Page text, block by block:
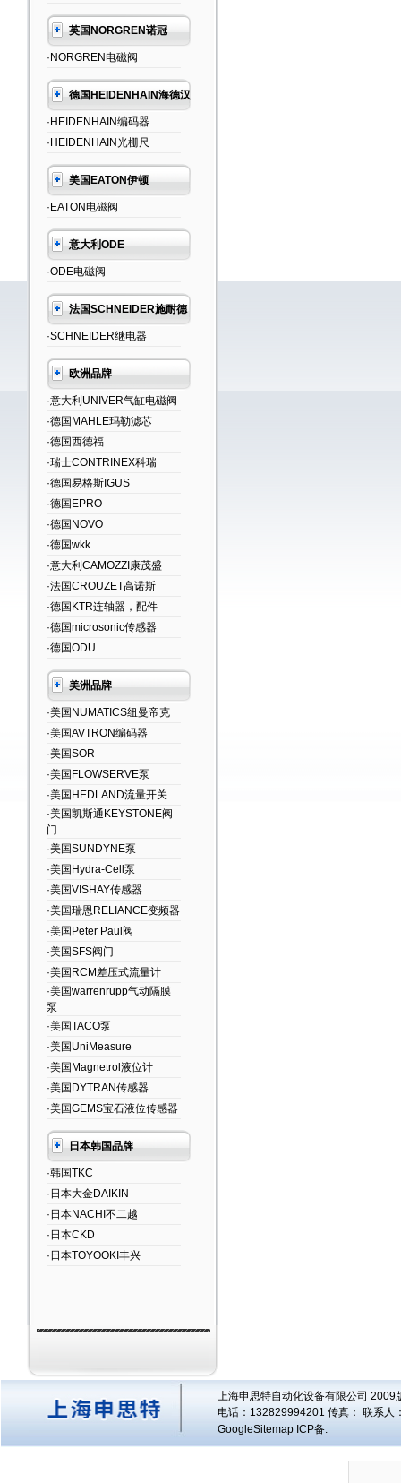
英国NORGREN诺冠
·NORGREN电磁阀
德国HEIDENHAIN海德汉
·HEIDENHAIN编码器
·HEIDENHAIN光栅尺
美国EATON伊顿
·EATON电磁阀
意大利ODE
·ODE电磁阀
法国SCHNEIDER施耐德
·SCHNEIDER继电器
欧洲品牌
·意大利UNIVER气缸电磁阀
·德国MAHLE玛勒滤芯
·德国西德福
·瑞士CONTRINEX科瑞
·德国易格斯IGUS
·德国EPRO
·德国NOVO
·德国wkk
·意大利CAMOZZI康茂盛
·法国CROUZET高诺斯
·德国KTR连轴器，配件
·德国microsonic传感器
·德国ODU
美洲品牌
·美国NUMATICS纽曼帝克
·美国AVTRON编码器
·美国SOR
·美国FLOWSERVE泵
·美国HEDLAND流量开关
·美国凯斯通KEYSTONE阀
门
·美国SUNDYNE泵
·美国Hydra-Cell泵
·美国VISHAY传感器
·美国瑞恩RELIANCE变频器
·美国Peter Paul阀
·美国SFS阀门
·美国RCM差压式流量计
·美国warrenrupp气动隔膜
泵
·美国TACO泵
·美国UniMeasure
·美国Magnetrol液位计
·美国DYTRAN传感器
·美国GEMS宝石液位传感器
日本韩国品牌
·韩国TKC
·日本大金DAIKIN
·日本NACHI不二越
·日本CKD
·日本TOYOOKI丰兴
上海申思特自动化设备有限公司
电话：132829994201 传真： 联系人
GoogleSitemap ICP备: